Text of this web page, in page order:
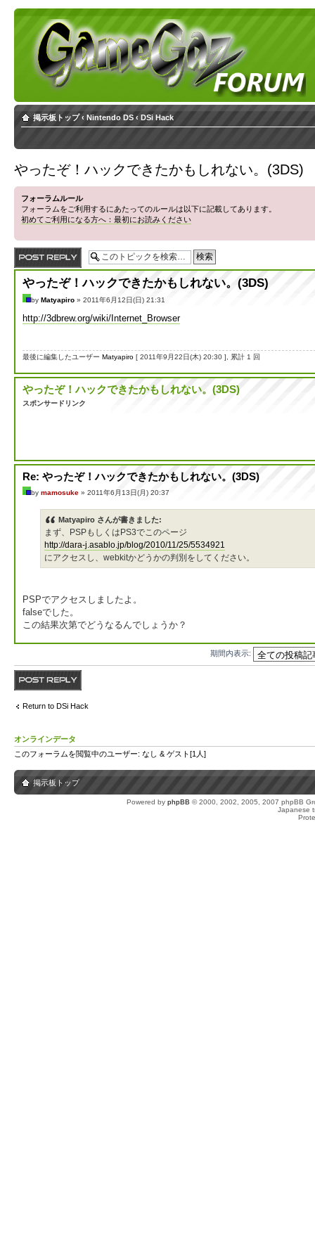
掲示板トップ ‹ Nintendo DS ‹ DSi Hack
やったぞ！ハックできたかもしれない。(3DS)
フォーラムルール
フォーラムをご利用するにあたってのルールは以下に記載してあります。
初めてご利用になる方へ：最初にお読みください
やったぞ！ハックできたかもしれない。(3DS)
by Matyapiro » 2011年6月12日(日) 21:31
http://3dbrew.org/wiki/Internet_Browser
最後に編集したユーザー Matyapiro [ 2011年9月22日(木) 20:30 ], 累計 1 回
やったぞ！ハックできたかもしれない。(3DS)
スポンサードリンク
Re: やったぞ！ハックできたかもしれない。(3DS)
by mamosuke » 2011年6月13日(月) 20:37
Matyapiro さんが書きました:
まず、PSPもしくはPS3でこのページ
http://dara-j.asablo.jp/blog/2010/11/25/5534921
にアクセスし、webkitかどうかの判別をしてください。
PSPでアクセスしましたよ。
falseでした。
この結果次第でどうなるんでしょうか？
期間内表示:
Return to DSi Hack
オンラインデータ
このフォーラムを閲覧中のユーザー: なし & ゲスト[1人]
掲示板トップ
Powered by phpBB © 2000, 2002, 2005, 2007 phpBB
Japanese